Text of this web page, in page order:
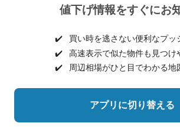
値下げ情報をすぐにお
✔️
買い時を逃さない便利なプッ
✔️
高速表示で似た物件も見つけ
✔️
周辺相場がひと目でわかる地
アプリに切り替える
個人情報保護ポリシー 利
ヘルプ・お問い合わせ 採
©NIFTY Lifestyle Co., Ltd.